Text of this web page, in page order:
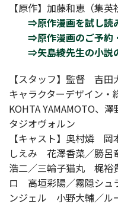
【原作】加藤和恵（集
⇒原作漫画を試し読
⇒原作漫画のご予約
⇒矢島綾先生の小説
【スタッフ】監督 吉
キャラクターデザイン
KOHTA YAMAMOTO、
タジオヴォルン
【キャスト】奥村燐
しえみ 花澤香菜／勝
浩二／三輪子猫丸 梶裕
ロ 高垣彩陽／霧隠シュ
ンジェル 小野大輔／ル